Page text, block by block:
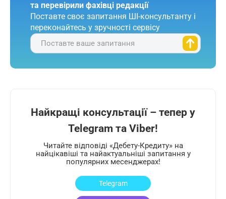
та перевірили фахівці редакції
Поставте своє запитання ШІ-консультанту і
переконайтесь у зручності сервісу
Поставте ваше запитання
Найкращі консультації – тепер у
Telegram та Viber!
Читайте відповіді «Дебету-Кредиту» на
найцікавіші та найактуальніші запитання у
популярних месенджерах!
Telegram